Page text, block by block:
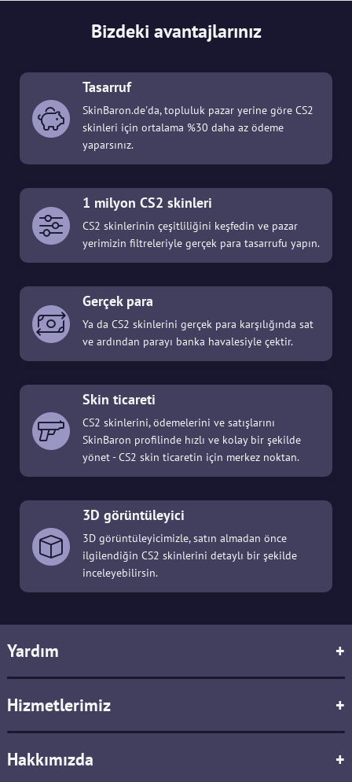
Bizdeki avantajlarınız
Tasarruf
SkinBaron.de'da, topluluk pazar yerine göre CS2
skinleri için ortalama %30 daha az ödeme
yaparsınız.
1 milyon CS2 skinleri
CS2 skinlerinin çeşitliliğini keşfedin ve pazar
yerimizin filtreleriyle gerçek para tasarrufu yapın.
Gerçek para
Ya da CS2 skinlerini gerçek para karşılığında sat
ve ardından parayı banka havalesiyle çektir.
Skin ticareti
CS2 skinlerini, ödemelerini ve satışlarını
SkinBaron profilinde hızlı ve kolay bir şekilde
yönet - CS2 skin ticaretin için merkez noktan.
3D görüntüleyici
3D görüntüleyicimizle, satın almadan önce
ilgilendiğin CS2 skinlerini detaylı bir şekilde
inceleyebilirsin.
Yardım +
Hizmetlerimiz +
Hakkımızda +